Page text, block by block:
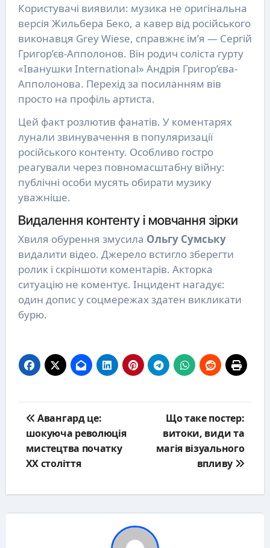
Користувачі виявили: музика не оригінальна
версія Жильбера Беко, а кавер від російського
виконавця Grey Wiese, справжнє ім’я — Сергій
Григор’єв-Апполонов. Він родич соліста гурту
«Іванушки International» Андрія Григор’єва-
Апполонова. Перехід за посиланням вів
просто на профіль артиста.
Цей факт розлютив фанатів. У коментарях
лунали звинувачення в популяризації
російського контенту. Особливо гостро
реагували через повномасштабну війну:
публічні особи мусять обирати музику
уважніше.
Видалення контенту і мовчання зірки
Хвиля обурення змусила Ольгу Сумську
видалити відео. Джерело встигло зберегти
ролик і скріншоти коментарів. Акторка
ситуацію не коментує. Інцидент нагадує:
один допис у соцмережах здатен викликати
бурю.
navigation
Авангард це:
шокуюча революція
мистецтва початку
ХХ століття
Що таке постер:
витоки, види та
магія візуального
впливу